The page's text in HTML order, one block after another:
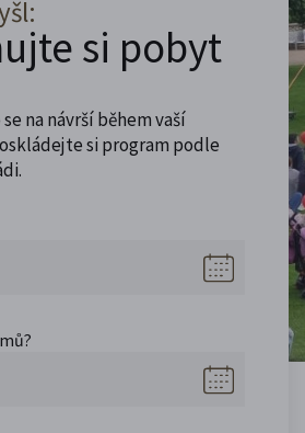
si pobyt
na návrší během vaší
si program podle